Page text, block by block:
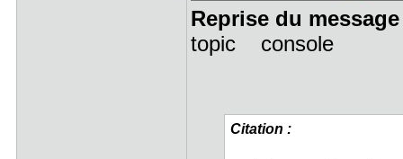
Reprise du
topic console
Citation :